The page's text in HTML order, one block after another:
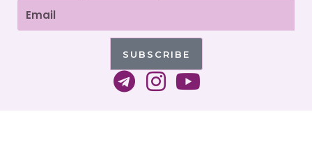
Email
SUBSCRIBE
T
e
I Y